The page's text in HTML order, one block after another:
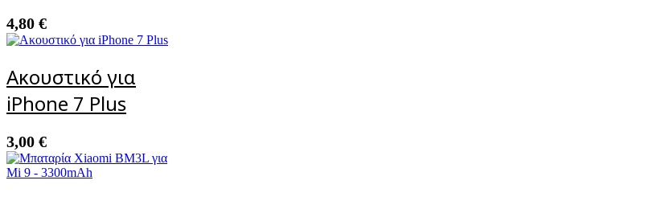
4,80 €
Ακουστικό για
iPhone 7 Plus
3,00 €